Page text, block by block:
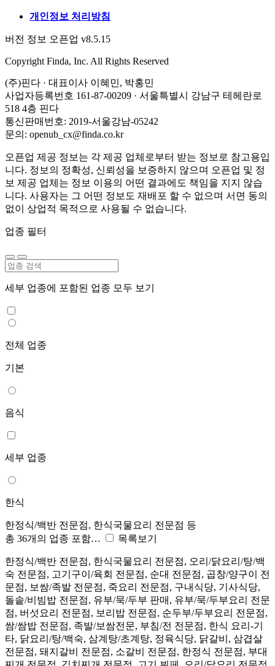
개인정보 처리방침
버전 정보 오픈업 v8.5.15
Copyright Finda, Inc. All Rights Reserved
(주)핀다 · 대표이사 이혜민, 박홍민
사업자등록번호 161-87-00209 · 서울특별시 강남구 테헤란로
518 4층 핀다
통신판매번호: 2019-서울강남-05242
문의: openub_cx@finda.co.kr
오픈업 제공 정보는 각 제공 업체로부터 받는 정보로 참고용입
니다. 정보의 정확성, 신뢰성을 보증하지 않으며 오픈업 및 정
보 제공 업체는 정보 이용의 어떤 결과에도 책임을 지지 않습
니다. 사용자는 그 어떤 정보도 재배포 할 수 없으며 서면 동의
없이 상업적 목적으로 사용될 수 없습니다.
업종 필터
세부 업종에 포함된 업종 모두 보기
전체 업종
기본
음식
세부 업종
한식
한정식/백반 전문점, 한식국물요리 전문점 등
총 36개의 업종 포함…
목록보기
한정식/백반 전문점, 한식국물요리 전문점, 오리/닭요리/탕/백
숙 전문점, 고기구이/육회 전문점, 순대 전문점, 곱창/양구이 전
문점, 보쌈/족발 전문점, 죽요리 전문점, 구내식당, 기사식당,
돌솥/비빔밥 전문점, 유부/묵/두부 판매, 유부/묵/두부요리 전문
점, 버섯요리 전문점, 보리밥 전문점, 순두부/두부요리 전문점,
쌈/쌈밥 전문점, 족발/보쌈전문, 부침/전 전문점, 한식 요리-기
타, 닭요리/탕/백숙, 삼계탕/초계탕, 정육식당, 닭갈비, 삼겹살
전문점, 돼지갈비 전문점, 소갈비 전문점, 한정식 전문점, 부대